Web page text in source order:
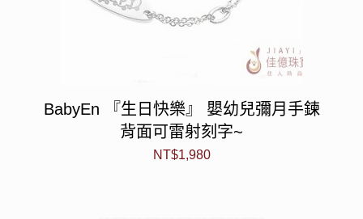
BabyEn 『生日快樂』 嬰幼兒彌月手鍊
背面可雷射刻字~
NT$1,980